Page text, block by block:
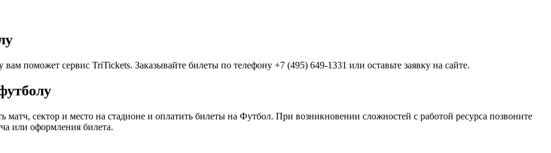
поможет сервис TriTickets. Заказывайте билеты по телефону +7 (495) 649-1331 или оставьте заявку на сайте.
матч, сектор и место на стадионе и оплатить билеты на Футбол. При возникновении сложностей с работой ресурса позвоните
или оформления билета.